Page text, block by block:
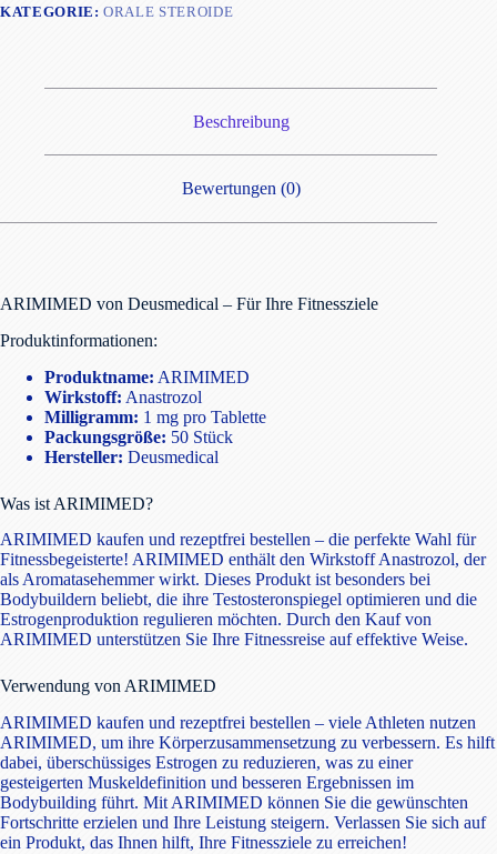
KATEGORIE:ORALE STEROIDE
Beschreibung
Bewertungen (0)
ARIMIMED von Deusmedical – Für Ihre Fitnessziele
Produktinformationen:
Produktname: ARIMIMED
Wirkstoff: Anastrozol
Milligramm: 1 mg pro Tablette
Packungsgröße: 50 Stück
Hersteller: Deusmedical
Was ist ARIMIMED?
ARIMIMED kaufen und rezeptfrei bestellen – die perfekte Wahl für
Fitnessbegeisterte! ARIMIMED enthält den Wirkstoff Anastrozol, der
als Aromatasehemmer wirkt. Dieses Produkt ist besonders bei
Bodybuildern beliebt, die ihre Testosteronspiegel optimieren und die
Estrogenproduktion regulieren möchten. Durch den Kauf von
ARIMIMED unterstützen Sie Ihre Fitnessreise auf effektive Weise.
Verwendung von ARIMIMED
ARIMIMED kaufen und rezeptfrei bestellen – viele Athleten nutzen
ARIMIMED, um ihre Körperzusammensetzung zu verbessern. Es hilft
dabei, überschüssiges Estrogen zu reduzieren, was zu einer
gesteigerten Muskeldefinition und besseren Ergebnissen im
Bodybuilding führt. Mit ARIMIMED können Sie die gewünschten
Fortschritte erzielen und Ihre Leistung steigern. Verlassen Sie sich auf
ein Produkt, das Ihnen hilft, Ihre Fitnessziele zu erreichen!